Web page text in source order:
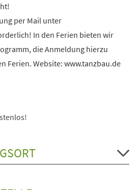
per Mail unter
In den Ferien bieten wir
die Anmeldung hierzu
Ferien. Website: www.tanzbau.de